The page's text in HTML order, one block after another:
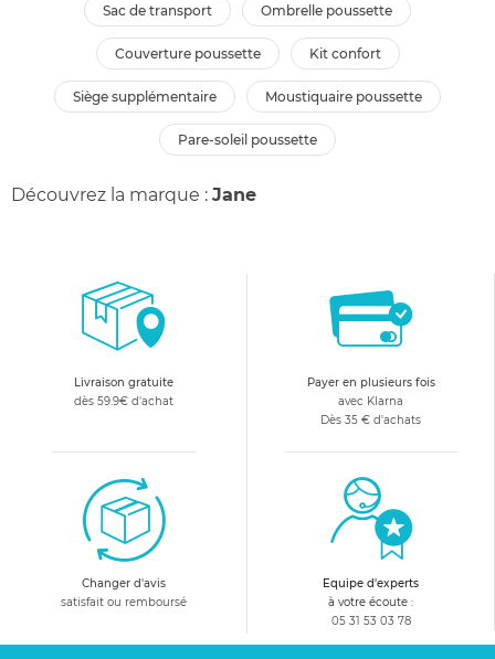
sac de transport ombrelle poussette
couverture poussette kit confort
siège supplémentaire moustiquaire poussette
pare-soleil poussette
Découvrez la marque : Jane
Livraison gratuite
dès 59.9€ d'achat
Payer en plusieurs fois
avec Klarna
Dès 35 € d'achats
Changer d'avis
satisfait ou remboursé
Equipe d'experts
à votre écoute :
05 31 53 03 78